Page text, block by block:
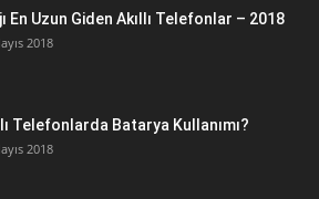
En Uzun Giden Akıllı Telefonlar – 2018
2018
Telefonlarda Batarya Kullanımı?
2018